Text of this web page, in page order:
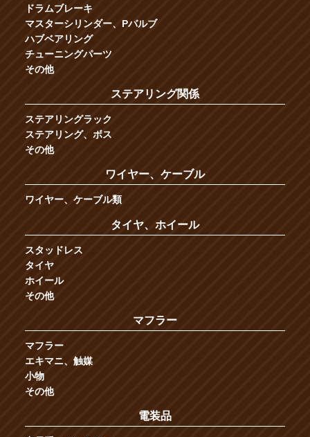
ドラムブレーキ
マスターシリンダー、Pバルブ
ハブベアリング
チューニングパーツ
その他
ステアリング関係
ステアリングラック
ステアリング、ボス
その他
ワイヤー、ケーブル
ワイヤー、ケーブル類
タイヤ、ホイール
スタッドレス
タイヤ
ホイール
その他
マフラー
マフラー
エキマニ、触媒
小物
その他
電装品